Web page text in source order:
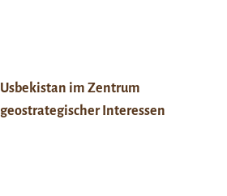
Usbekistan im Zentrum
geostrategischer Interessen